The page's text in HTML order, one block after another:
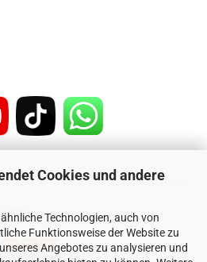
Cookies und andere
Technologien, auch von
Funktionsweise der Website zu
Angebotes zu analysieren und
MIT